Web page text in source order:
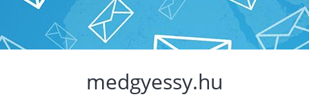
medgyessy.hu